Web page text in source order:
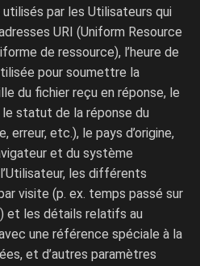
par les Utilisateurs qui
URI (Uniform Resource
de ressource), l’heure de
pour soumettre la
du fichier reçu en réponse, le
statut de la réponse du
etc.), le pays d’origine,
et du système
les différents
visite (p. ex. temps passé sur
et les détails relatifs au
une référence spéciale à la
et d’autres paramètres